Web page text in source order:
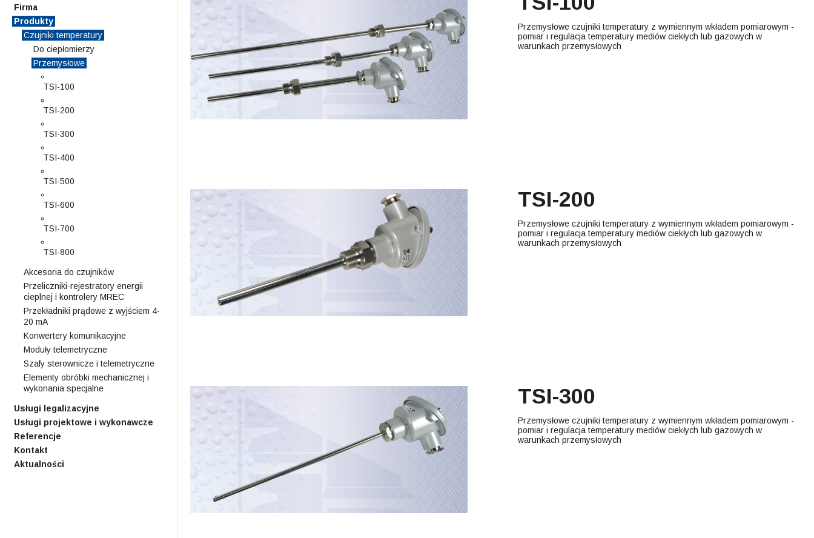
Firma
Produkty
Czujniki temperatury
Do ciepłomierzy
Przemysłowe
TSI-100
TSI-200
TSI-300
TSI-400
TSI-500
TSI-600
TSI-700
TSI-800
Akcesoria do czujników
Przeliczniki-rejestratory energii
cieplnej i kontrolery MREC
Przekładniki prądowe z wyjściem 4-
20 mA
Konwertery komunikacyjne
Moduły telemetryczne
Szafy sterownicze i telemetryczne
Elementy obróbki mechanicznej i
wykonania specjalne
Usługi legalizacyjne
Usługi projektowe i wykonawcze
Referencje
Kontakt
Aktualności
Przemysłowe czujniki temperatury z wymiennym wkładem pomiarowym -
pomiar i regulacja temperatury mediów ciekłych lub gazowych w
warunkach przemysłowych
TSI-200
Przemysłowe czujniki temperatury z wymiennym wkładem pomiarowym -
pomiar i regulacja temperatury mediów ciekłych lub gazowych w
warunkach przemysłowych
TSI-300
Przemysłowe czujniki temperatury z wymiennym wkładem pomiarowym -
pomiar i regulacja temperatury mediów ciekłych lub gazowych w
warunkach przemysłowych